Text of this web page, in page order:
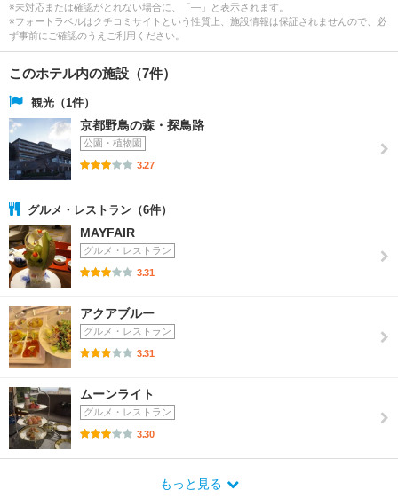
※未対応または確認がとれない場合に、「―」と表示されます。
※フォートラベルはクチコミサイトという性質上、施設情報は保証されませんので、必
ず事前にご確認のうえご利用ください。
このホテル内の施設（7件）
観光（1件）
京都野鳥の森・探鳥路
公園・植物園
3.27
グルメ・レストラン（6件）
MAYFAIR
グルメ・レストラン
3.31
アクアブルー
グルメ・レストラン
3.31
ムーンライト
グルメ・レストラン
3.30
もっと見る